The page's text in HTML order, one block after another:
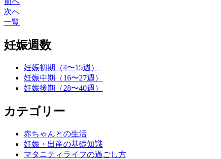
投
稿
ビ
ョ
次へ
一覧
妊娠週数
妊娠初期（4〜15週）
妊娠中期（16〜27週）
妊娠後期（28〜40週）
カテゴリー
赤ちゃんとの生活
妊娠・出産の基礎知識
マタニティライフの過ごし方